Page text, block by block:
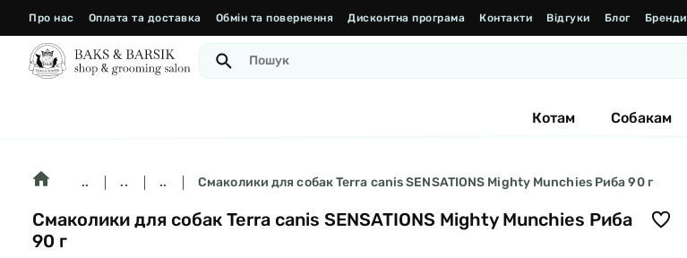
Про нас Оплата та доставка Обмін та повернення Дисконтна програма Контакти Відгуки Блог Бренди
Котам Собакам
.. .. .. Смаколики для собак Terra canis SENSATIONS Mighty Munchies Риба 90 г
Смаколики для собак Terra canis SENSATIONS Mighty Munchies Риба
90 г